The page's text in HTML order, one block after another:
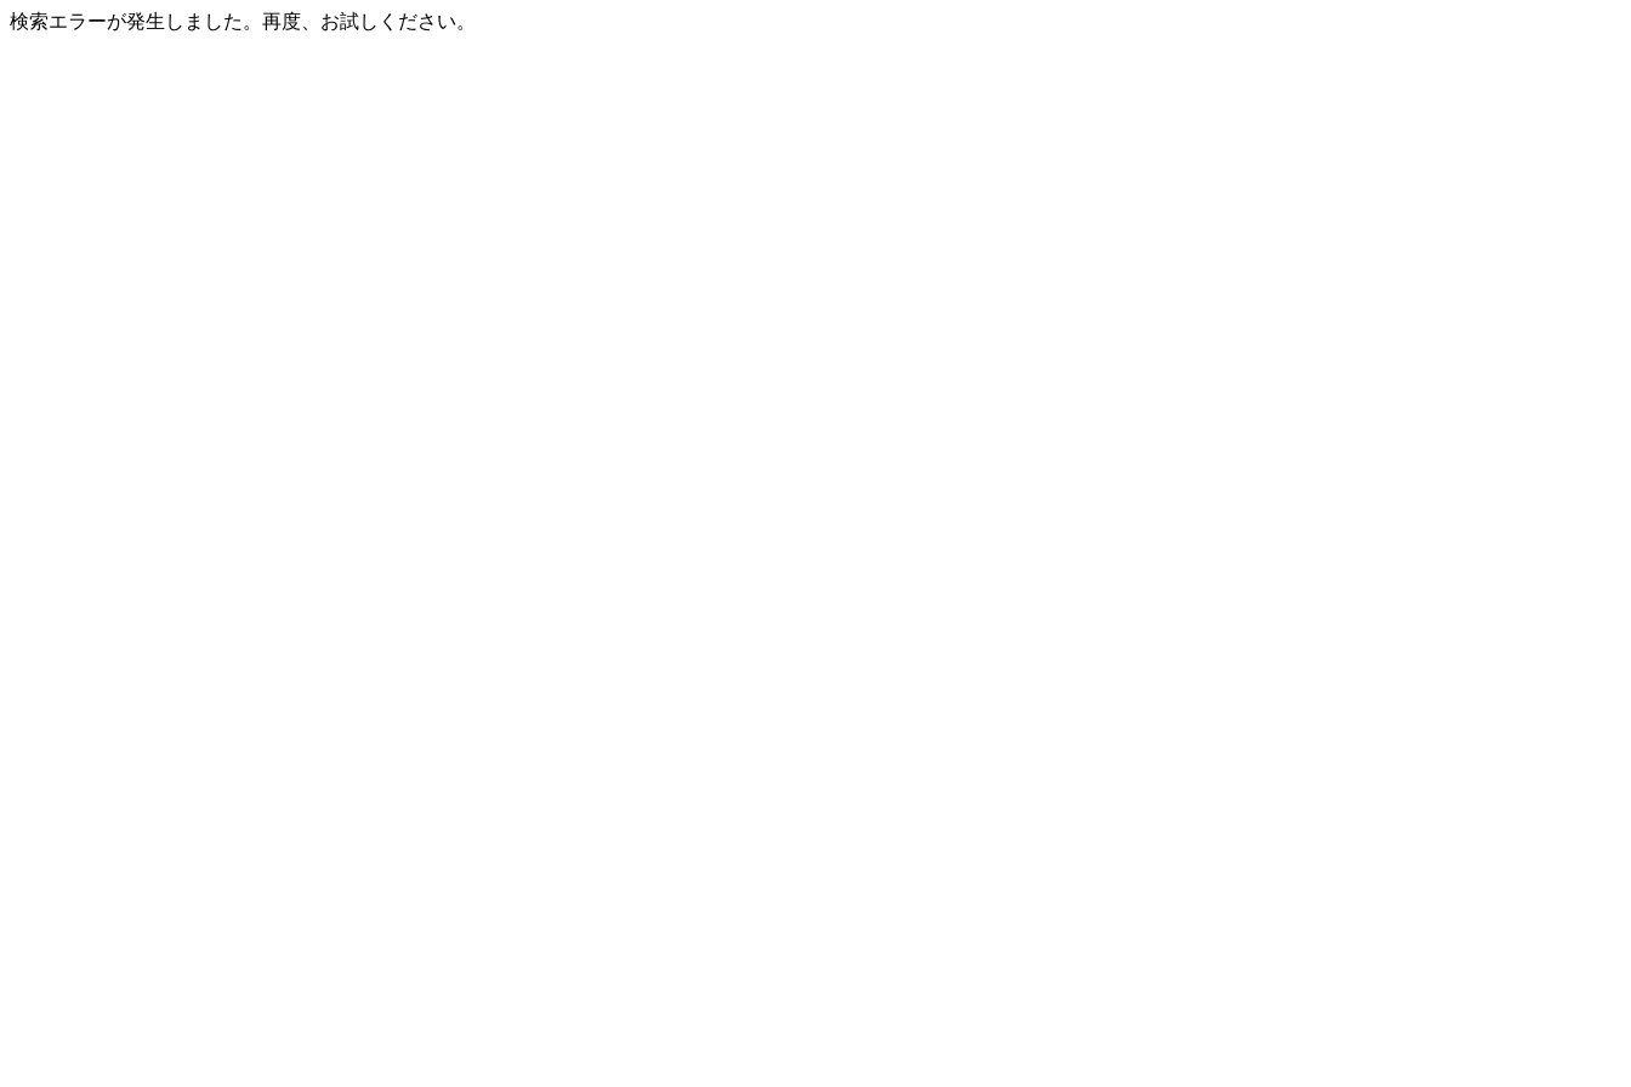
検索エラーが発生しました。再度、お試しください。